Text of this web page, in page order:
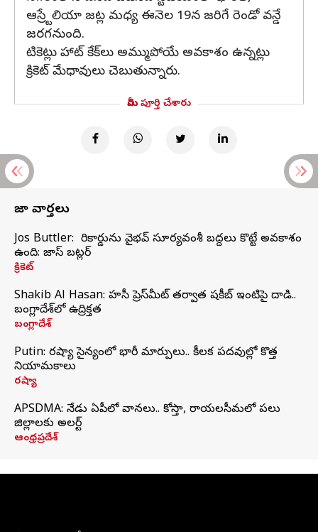
ఆస్ర్టేలియా జట్ల మధ్య ఈనెల 19న జరిగే రెండో వన్డే
జరగనుంది.
టికెట్లు హాట్ కేక్‌లు అమ్ముపోయే అవకాశం ఉన్నట్లు
క్రికెట్ మేధావులు చెబుతున్నారు.
మీరు పూర్తి చేశారు
తాజా వార్తలు
Jos Buttler: నా రికార్డును వైభవ్ సూర్యవంశీ బద్దలు కొట్టే అవకాశం
ఉంది: జాస్ బట్లర్
క్రికెట్
Shakib Al Hasan: హసీనా ప్రెస్‌మీట్‌ తర్వాత షకీబ్‌ ఇంటిపై దాడి..
బంగ్లాదేశ్‌లో ఉద్రిక్తత
బంగ్లాదేశ్
Putin: రష్యా సైన్యంలో భారీ మార్పులు.. కీలక పదవుల్లో కొత్త
నియామకాలు
రష్యా
APSDMA: నేడు ఏపీలో వానలు.. కోస్తా, రాయలసీమలో పలు
జిల్లాలకు అలర్ట్
ఆంధ్రప్రదేశ్